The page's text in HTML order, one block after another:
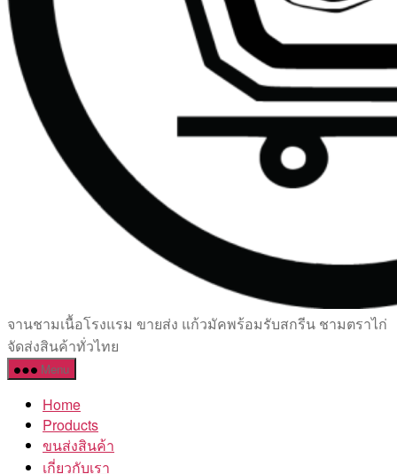
เซรามิค
ครบ
ครัน
โรงงาน
จานชามเนื้อโรงแรม ขายส่ง แก้วมัคพร้อมรับสกรีน ชามตราไก่
จัดส่งสินค้าทั่วไทย
Menu
Home
Products
ขนส่งสินค้า
เกี่ยวกับเรา